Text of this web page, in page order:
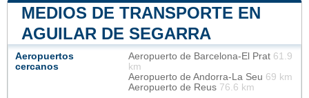
MEDIOS DE TRANSPORTE EN
AGUILAR DE SEGARRA
Aeropuertos
cercanos
Aeropuerto de Barcelona-El Prat 61.9
km
Aeropuerto de Andorra-La Seu 69 km
Aeropuerto de Reus 76.6 km